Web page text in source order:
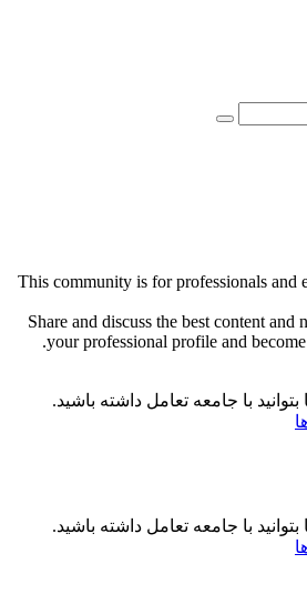
This community is for professionals and
Share and discuss the best content
your professional profile and
بتوانید با جامعه تعامل داشته باشید.
بتوانید با جامعه تعامل داشته باشید.